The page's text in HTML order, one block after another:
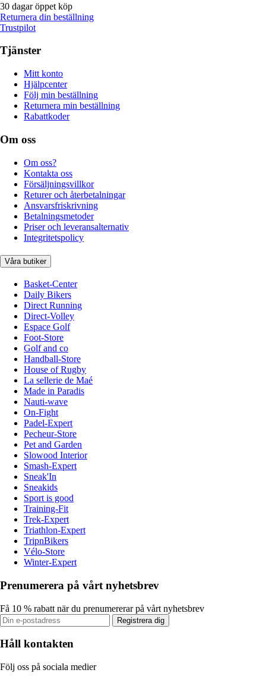
30 dagar öppet köp
Returnera din beställning
Trustpilot
Tjänster
Mitt konto
Hjälpcenter
Följ min beställning
Returnera min beställning
Rabattkoder
Om oss
Om oss?
Kontakta oss
Försäljningsvillkor
Returer och återbetalningar
Ansvarsfriskrivning
Betalningsmetoder
Priser och leveransalternativ
Integritetspolicy
Våra butiker
Basket-Center
Daily Bikers
Direct Running
Direct-Volley
Espace Golf
Foot-Store
Golf and co
Handball-Store
House of Rugby
La sellerie de Maé
Made in Paradis
Nauti-wave
On-Fight
Padel-Expert
Pecheur-Store
Pet and Garden
Slowood Interior
Smash-Expert
Sneak'In
Sneakids
Sport is good
Training-Fit
Trek-Expert
Triathlon-Expert
TripnBikers
Vélo-Store
Winter-Expert
Prenumerera på vårt nyhetsbrev
Få 10 % rabatt när du prenumererar på vårt nyhetsbrev
Registrera dig
Håll kontakten
Följ oss på sociala medier